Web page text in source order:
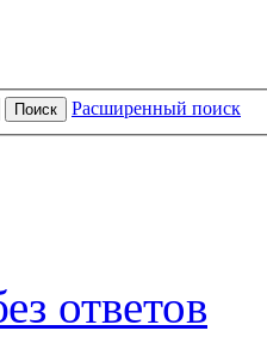
Поиск Расширенный поиск
ответов